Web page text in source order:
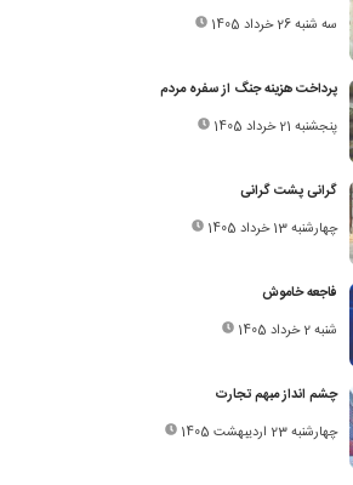
سه شنبه 26 خرداد 1405
پرداخت هزینه جنگ از سفره مردم
پنجشنبه 21 خرداد 1405
گرانی پشت گرانی
چهارشنبه 13 خرداد 1405
فاجعه خاموش
شنبه 2 خرداد 1405
چشم انداز مبهم تجارت
چهارشنبه 23 اردیبهشت 1405